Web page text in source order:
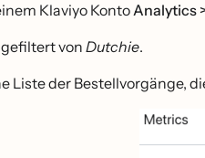
Klaviyo KontoAnalytics
von Dutchie.
Liste der Bestellvorgänge,